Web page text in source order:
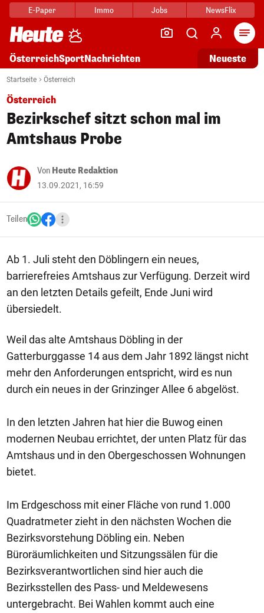
E-Paper Immo Jobs NewsFlix
ÖsterreichSportNachrichten Neueste
Startseite Österreich
Österreich
Bezirkschef sitzt schon mal im
Amtshaus Probe
Von Heute Redaktion
13.09.2021, 16:59
Teilen
Ab 1. Juli steht den Döblingern ein neues,
barrierefreies Amtshaus zur Verfügung. Derzeit wird
an den letzten Details gefeilt, Ende Juni wird
übersiedelt.
Weil das alte Amtshaus Döbling in der
Gatterburggasse 14 aus dem Jahr 1892 längst nicht
mehr den Anforderungen entspricht, wird es nun
durch ein neues in der Grinzinger Allee 6 abgelöst.
In den letzten Jahren hat hier die Buwog einen
modernen Neubau errichtet, der unten Platz für das
Amtshaus und in den Obergeschossen Wohnungen
bietet.
Im Erdgeschoss mit einer Fläche von rund 1.000
Quadratmeter zieht in den nächsten Wochen die
Bezirksvorstehung Döbling ein. Neben
Büroräumlichkeiten und Sitzungssälen für die
Bezirksverantwortlichen sind hier auch die
Bezirksstellen des Pass- und Meldewesens
untergebracht. Bei Wahlen kommt auch eine